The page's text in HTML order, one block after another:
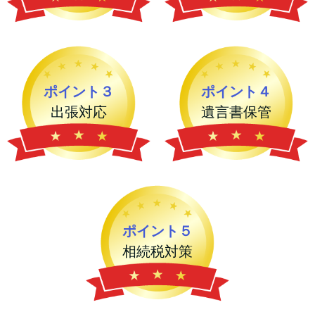
ポイント３
出張対応
ポイント４
遺言書保管
ポイント５
相続税対策